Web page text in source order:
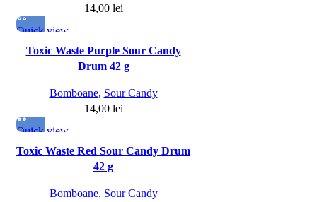
14,00 lei
Quick view
Toxic Waste Purple Sour Candy
Drum 42 g
Bomboane, Sour Candy
14,00 lei
Quick view
Toxic Waste Red Sour Candy Drum
42 g
Bomboane, Sour Candy